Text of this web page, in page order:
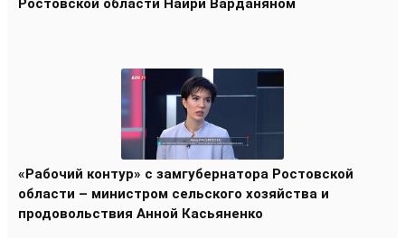
Ростовской области Наири Варданяном
«Рабочий контур» с замгубернатора Ростовской
области – министром сельского хозяйства и
продовольствия Анной Касьяненко